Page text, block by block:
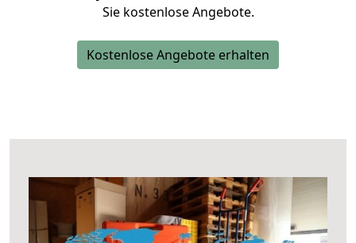
Sie kostenlose Angebote.
Kostenlose Angebote erhalten